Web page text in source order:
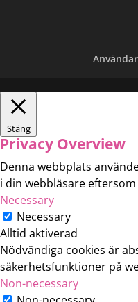
Stäng
Privacy Overview
Denna webbplats
i din webbläsare
Necessary
Necessary
Alltid aktiverad
Nödvändiga cookies är
säkerhetsfunktioner på
Non-necessary